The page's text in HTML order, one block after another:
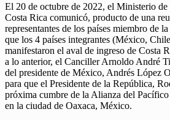
El 20 de octubre de 2022, el Ministerio
Costa Rica comunicó, producto de una
representantes de los países miembro de la
que los 4 países integrantes (México,
manifestaron el aval de ingreso de Costa
a lo anterior, el Canciller Arnoldo André
del presidente de México, Andrés López
para que el Presidente de la República,
próxima cumbre de la Alianza del
en la ciudad de Oaxaca, México.